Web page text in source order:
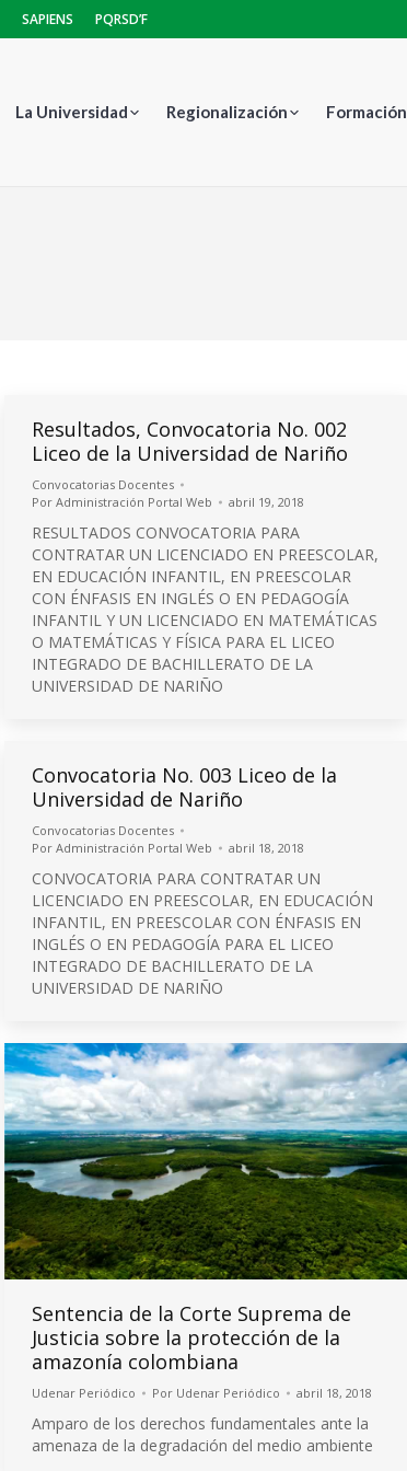
SAPIENS PQRSD’F
La Universidad Regionalización Formación
Resultados, Convocatoria No. 002
Liceo de la Universidad de Nariño
Convocatorias Docentes
Por Administración Portal Web abril 19, 2018
RESULTADOS CONVOCATORIA PARA
CONTRATAR UN LICENCIADO EN PREESCOLAR,
EN EDUCACIÓN INFANTIL, EN PREESCOLAR
CON ÉNFASIS EN INGLÉS O EN PEDAGOGÍA
INFANTIL Y UN LICENCIADO EN MATEMÁTICAS
O MATEMÁTICAS Y FÍSICA PARA EL LICEO
INTEGRADO DE BACHILLERATO DE LA
UNIVERSIDAD DE NARIÑO
Convocatoria No. 003 Liceo de la
Universidad de Nariño
Convocatorias Docentes
Por Administración Portal Web abril 18, 2018
CONVOCATORIA PARA CONTRATAR UN
LICENCIADO EN PREESCOLAR, EN EDUCACIÓN
INFANTIL, EN PREESCOLAR CON ÉNFASIS EN
INGLÉS O EN PEDAGOGÍA PARA EL LICEO
INTEGRADO DE BACHILLERATO DE LA
UNIVERSIDAD DE NARIÑO
Sentencia de la Corte Suprema de
Justicia sobre la protección de la
amazonía colombiana
Udenar Periódico Por Udenar Periódico abril 18, 2018
Amparo de los derechos fundamentales ante la
amenaza de la degradación del medio ambiente